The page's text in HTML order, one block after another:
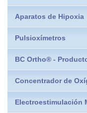
Aparatos de Hipoxia
Pulsioxímetros
BC Ortho® -
Concentrador de
Electroestimulación